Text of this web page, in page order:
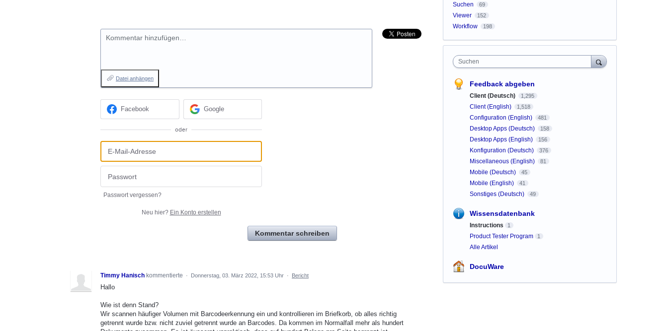
Kommentar hinzufügen…
Datei anhängen
Facebook Google
oder
Passwort vergessen?
Neu hier? Ein Konto erstellen
Kommentar schreiben
Timmy Hanisch kommentierte · Donnerstag, 03. März 2022, 15:53 Uhr · Bericht
Hallo
Wie ist denn Stand?
Wir scannen häufiger Volumen mit Barcodeerkennung ein und kontrollieren im Briefkorb, ob alles richtig
getrennt wurde bzw. nicht zuviel getrennt wurde an Barcodes. Da kommen im Normalfall mehr als hundert
Suchen 69
Viewer 152
Workflow 198
Suchen
Feedback abgeben
Client (Deutsch) 1,295
Client (English) 1,518
Configuration (English) 481
Desktop Apps (Deutsch) 158
Desktop Apps (English) 156
Konfiguration (Deutsch) 376
Miscellaneous (English) 81
Mobile (Deutsch) 45
Mobile (English) 41
Sonstiges (Deutsch) 49
Wissensdatenbank
Instructions 1
Product Tester Program 1
Alle Artikel
DocuWare